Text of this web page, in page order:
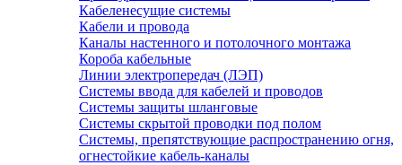
Кабеленесущие системы
Кабели и провода
Каналы настенного и потолочного монтажа
Короба кабельные
Линии электропередач (ЛЭП)
Системы ввода для кабелей и проводов
Системы защиты шланговые
Системы скрытой проводки под полом
Системы, препятствующие распространению огня,
огнестойкие кабель-каналы